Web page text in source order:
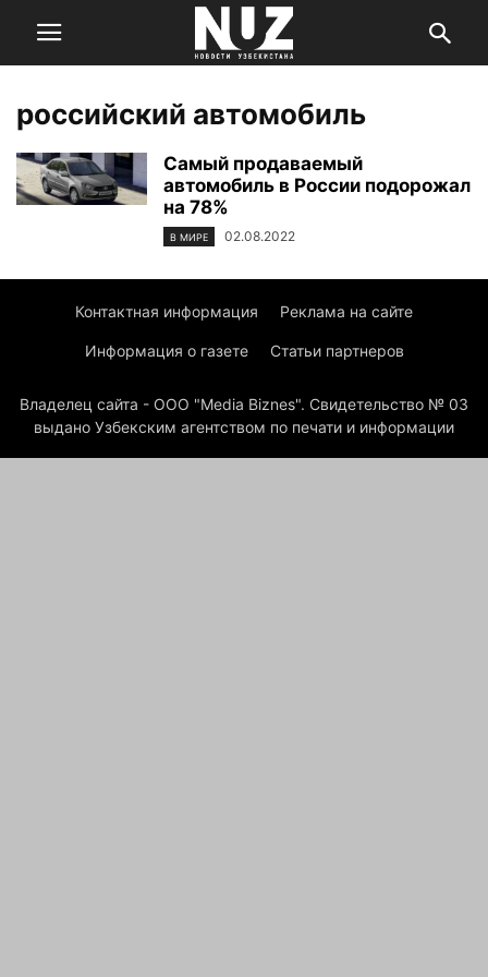
российский автомобиль
Самый продаваемый
автомобиль в России подорожал
на 78%
В МИРЕ 02.08.2022
Контактная информация Реклама на сайте
Информация о газете Статьи партнеров
Владелец сайта - ООО "Media Biznes". Свидетельство № 03
выдано Узбекским агентством по печати и информации